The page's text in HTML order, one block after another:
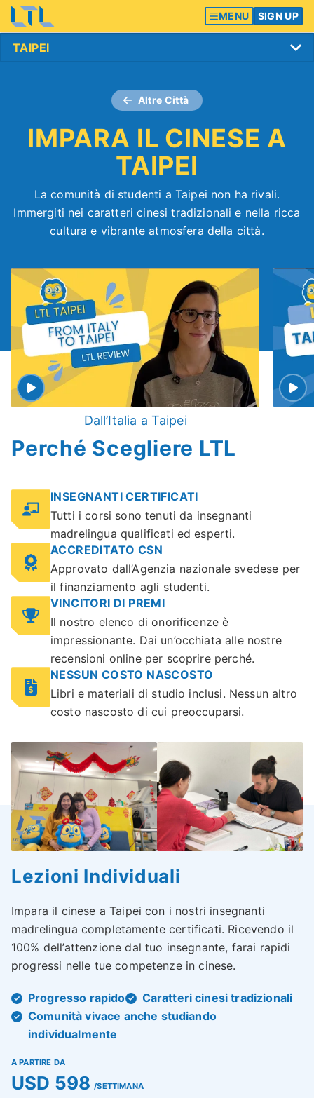
MENU SIGN UP
Altre Città
IMPARA IL CINESE A
TAIPEI
La comunità di studenti a Taipei non ha rivali.
Immergiti nei caratteri cinesi tradizionali e nella ricca
cultura e vibrante atmosfera della città.
Dall’Italia a Taipei
Perché Scegliere LTL
INSEGNANTI CERTIFICATI
Tutti i corsi sono tenuti da insegnanti
madrelingua qualificati ed esperti.
ACCREDITATO CSN
Approvato dall’Agenzia nazionale svedese per
il finanziamento agli studenti.
VINCITORI DI PREMI
Il nostro elenco di onorificenze è
impressionante. Dai un’occhiata alle nostre
recensioni online per scoprire perché.
NESSUN COSTO NASCOSTO
Libri e materiali di studio inclusi. Nessun altro
costo nascosto di cui preoccuparsi.
Lezioni Individuali
Impara il cinese a Taipei con i nostri insegnanti
madrelingua completamente certificati. Ricevendo il
100% dell’attenzione dal tuo insegnante, farai rapidi
progressi nelle tue competenze in cinese.
Progresso rapido
Caratteri cinesi tradizionali
Comunità vivace anche studiando
individualmente
A PARTIRE DA
USD 598 /SETTIMANA